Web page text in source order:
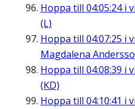
Hoppa till 04:05:24i
(L)
Hoppa till 04:07:25 i
Magdalena
Hoppa till 04:08:39 i
(KD)
Hoppa till 04:10:41 i